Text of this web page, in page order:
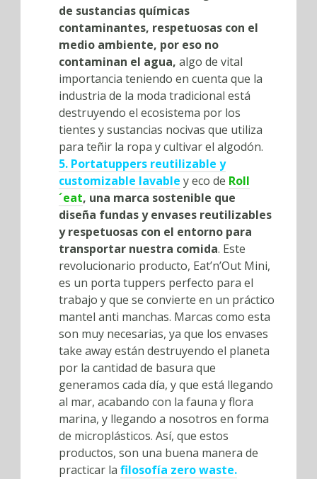
de sustancias químicas
contaminantes, respetuosas con el
medio ambiente, por eso no
contaminan el agua, algo de vital
importancia teniendo en cuenta que la
industria de la moda tradicional está
destruyendo el ecosistema por los
tientes y sustancias nocivas que utiliza
para teñir la ropa y cultivar el algodón.
5. Portatuppers reutilizable y
customizable lavable y eco de Roll
´eat, una marca sostenible que
diseña fundas y envases reutilizables
y respetuosas con el entorno para
transportar nuestra comida. Este
revolucionario producto, Eat’n’Out Mini,
es un porta tuppers perfecto para el
trabajo y que se convierte en un práctico
mantel anti manchas. Marcas como esta
son muy necesarias, ya que los envases
take away están destruyendo el planeta
por la cantidad de basura que
generamos cada día, y que está llegando
al mar, acabando con la fauna y flora
marina, y llegando a nosotros en forma
de microplásticos. Así, que estos
productos, son una buena manera de
practicar la filosofía zero waste.